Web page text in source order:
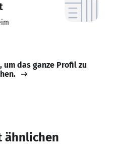
um das ganze Profil zu
ähnlichen